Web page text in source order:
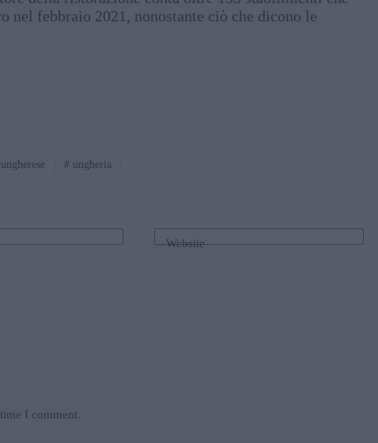
nel febbraio 2021, nonostante ciò che dicono le
# ungheria
Website
I comment.